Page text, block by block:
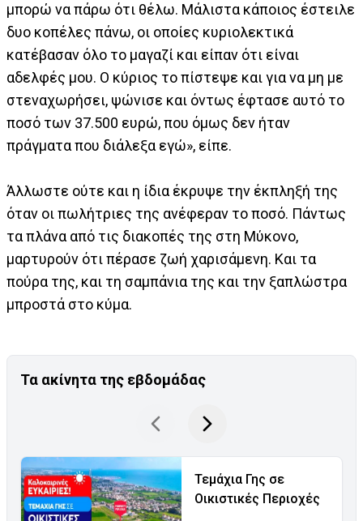
μπορώ να πάρω ότι θέλω. Μάλιστα κάποιος έστειλε
δυο κοπέλες πάνω, οι οποίες κυριολεκτικά
κατέβασαν όλο το μαγαζί και είπαν ότι είναι
αδελφές μου. Ο κύριος το πίστεψε και για να μη με
στεναχωρήσει, ψώνισε και όντως έφτασε αυτό το
ποσό των 37.500 ευρώ, που όμως δεν ήταν
πράγματα που διάλεξα εγώ», είπε.
Άλλωστε ούτε και η ίδια έκρυψε την έκπληξή της
όταν οι πωλήτριες της ανέφεραν το ποσό. Πάντως
τα πλάνα από τις διακοπές της στη Μύκονο,
μαρτυρούν ότι πέρασε ζωή χαρισάμενη. Και τα
πούρα της, και τη σαμπάνια της και την ξαπλώστρα
μπροστά στο κύμα.
Τα ακίνητα της εβδομάδας
Τεμάχια Γης σε
Οικιστικές Περιοχές